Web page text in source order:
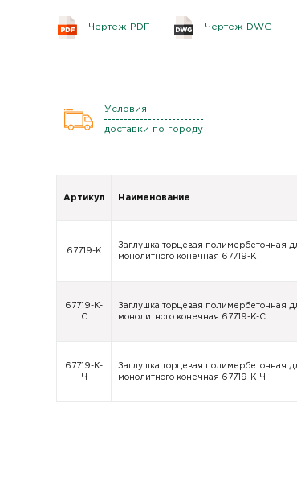
Чертеж PDF Чертеж DWG
Условия
доставки по городу
Артикул Наименование
67719-К
Заглушка торцевая полимербетонная
монолитного конечная 67719-К
67719-К-
С
Заглушка торцевая полимербетонная
монолитного конечная 67719-К-С
67719-К-
Ч
Заглушка торцевая полимербетонная
монолитного конечная 67719-К-Ч